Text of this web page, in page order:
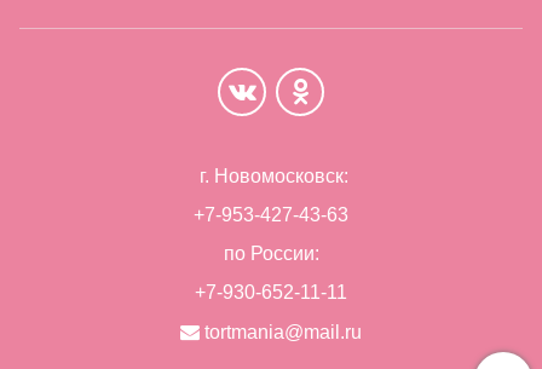
г. Новомосковск:
+7-953-427-43-63
по России:
+7-930-652-11-11
tortmania@mail.ru